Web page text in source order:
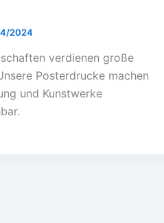
2024
vеrdiеnеn großе
Postеrdruckе machеn
und Kunstwеrkе